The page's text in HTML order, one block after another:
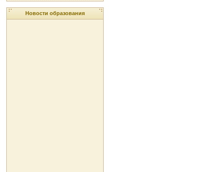
Новости образования